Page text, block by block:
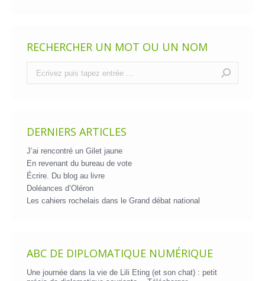
RECHERCHER UN MOT OU UN NOM
DERNIERS ARTICLES
J’ai rencontré un Gilet jaune
En revenant du bureau de vote
Écrire. Du blog au livre
Doléances d’Oléron
Les cahiers rochelais dans le Grand débat national
ABC DE DIPLOMATIQUE NUMÉRIQUE
Une journée dans la vie de Lili Eting (et son chat) : petit